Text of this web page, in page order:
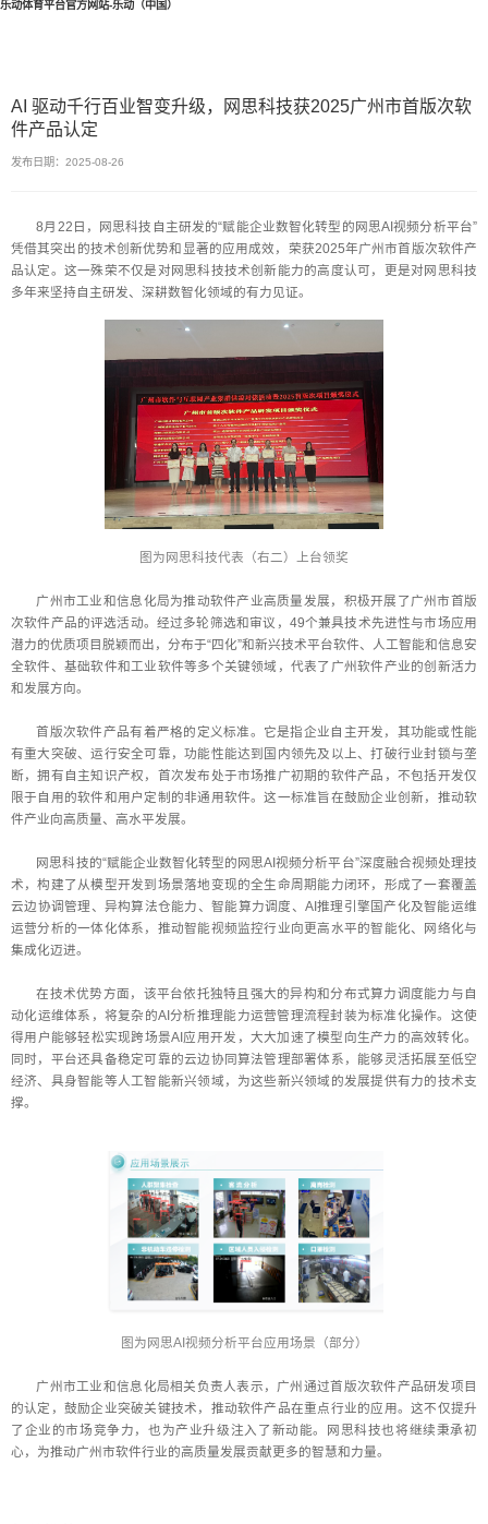
乐动体育平台官方网站-乐动（中国）
AI 驱动千行百业智变升级，网思科技获2025广州市首版次软
件产品认定
发布日期：2025-08-26
8月22日，网思科技自主研发的“赋能企业数智化转型的网思AI视频分析平台”
凭借其突出的技术创新优势和显著的应用成效，荣获2025年广州市首版次软件产
品认定。这一殊荣不仅是对网思科技技术创新能力的高度认可，更是对网思科技
多年来坚持自主研发、深耕数智化领域的有力见证。
图为网思科技代表（右二）上台领奖
广州市工业和信息化局为推动软件产业高质量发展，积极开展了广州市首版
次软件产品的评选活动。经过多轮筛选和审议，49个兼具技术先进性与市场应用
潜力的优质项目脱颖而出，分布于“四化”和新兴技术平台软件、人工智能和信息安
全软件、基础软件和工业软件等多个关键领域，代表了广州软件产业的创新活力
和发展方向。
首版次软件产品有着严格的定义标准。它是指企业自主开发，其功能或性能
有重大突破、运行安全可靠，功能性能达到国内领先及以上、打破行业封锁与垄
断，拥有自主知识产权，首次发布处于市场推广初期的软件产品，不包括开发仅
限于自用的软件和用户定制的非通用软件。这一标准旨在鼓励企业创新，推动软
件产业向高质量、高水平发展。
网思科技的“赋能企业数智化转型的网思AI视频分析平台”深度融合视频处理技
术，构建了从模型开发到场景落地变现的全生命周期能力闭环，形成了一套覆盖
云边协调管理、异构算法仓能力、智能算力调度、AI推理引擎国产化及智能运维
运营分析的一体化体系，推动智能视频监控行业向更高水平的智能化、网络化与
集成化迈进。
在技术优势方面，该平台依托独特且强大的异构和分布式算力调度能力与自
动化运维体系，将复杂的AI分析推理能力运营管理流程封装为标准化操作。这使
得用户能够轻松实现跨场景AI应用开发，大大加速了模型向生产力的高效转化。
同时，平台还具备稳定可靠的云边协同算法管理部署体系，能够灵活拓展至低空
经济、具身智能等人工智能新兴领域，为这些新兴领域的发展提供有力的技术支
撑。
图为网思AI视频分析平台应用场景（部分）
广州市工业和信息化局相关负责人表示，广州通过首版次软件产品研发项目
的认定，鼓励企业突破关键技术，推动软件产品在重点行业的应用。这不仅提升
了企业的市场竞争力，也为产业升级注入了新动能。网思科技也将继续秉承初
心，为推动广州市软件行业的高质量发展贡献更多的智慧和力量。